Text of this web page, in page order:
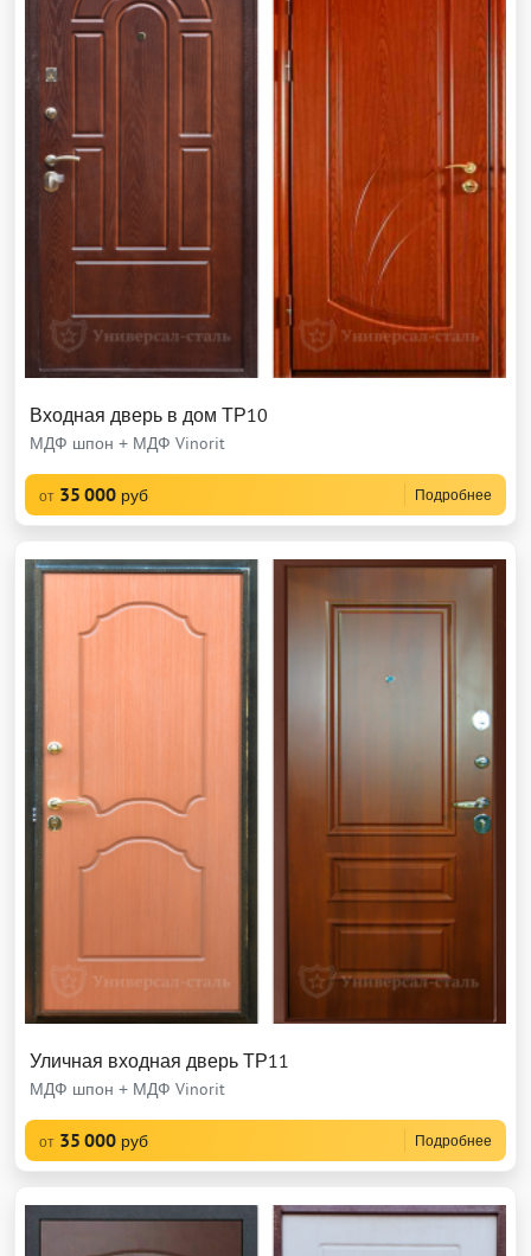
Входная дверь в дом ТР10
МДФ шпон + МДФ Vinorit
от 35 000 руб Подробнее
Уличная входная дверь ТР11
МДФ шпон + МДФ Vinorit
от 35 000 руб Подробнее